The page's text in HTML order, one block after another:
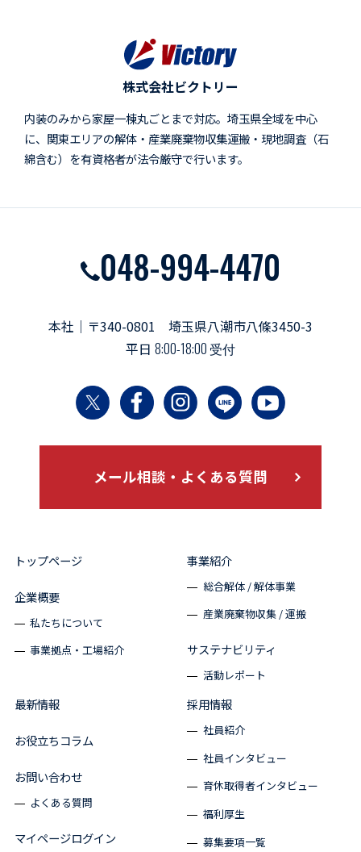
株式会社ビクトリー
内装のみから家屋一棟丸ごとまで対応。埼玉県全域を中心
に、関東エリアの解体・産業廃棄物収集運搬・現地調査（石
綿含む）を有資格者が法令厳守で行います。
048-994-4470
本社｜〒340-0801 埼玉県八潮市八條3450-3
平日 8:00-18:00 受付
メール相談・よくある質問
トップページ
企業概要
私たちについて
事業拠点・工場紹介
事業紹介
総合解体 / 解体事業
産業廃棄物収集 / 運搬
サステナビリティ
活動レポート
最新情報
お役立ちコラム
お問い合わせ
よくある質問
マイページログイン
採用情報
社員紹介
社員インタビュー
育休取得者インタビュー
福利厚生
募集要項一覧